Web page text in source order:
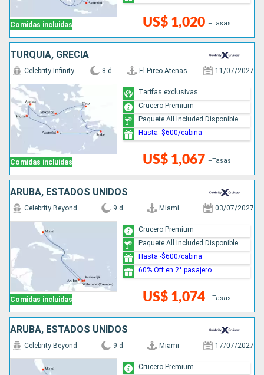
Comidas incluidas US$ 1,020 +Tasas
TURQUÍA, GRECIA
Comidas incluidas
Celebrity Infinity 8 d El Pireo Atenas 11/07/2027
US$ 1,067 +Tasas
Tarifas exclusivas
Crucero Premium
Paquete All Included Disponible
Hasta -$600/cabina
ARUBA, ESTADOS UNIDOS
Comidas incluidas
Celebrity Beyond 9 d Miami 03/07/2027
US$ 1,074 +Tasas
Crucero Premium
Paquete All Included Disponible
Hasta -$600/cabina
60% Off en 2° pasajero
ARUBA, ESTADOS UNIDOS
Celebrity Beyond 9 d Miami 17/07/2027
Crucero Premium